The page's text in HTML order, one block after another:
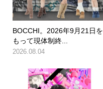
BOCCHI。2026年9月21日を
もって現体制終...
2026.08.04